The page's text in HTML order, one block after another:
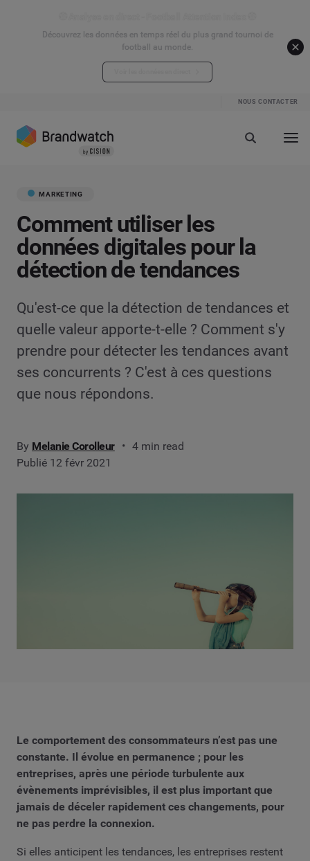
Découvrez les données en temps réel du plus grand tournoi de
football au monde.
NOUS CONTACTER
MARKETING
Comment utiliser les
données digitales pour la
détection de tendances
Qu'est-ce que la détection de tendances et
quelle valeur apporte-t-elle ? Comment s'y
prendre pour détecter les tendances avant
ses concurrents ? C'est à ces questions
que nous répondons.
By Melanie Corolleur
4 min read
Publié 12 févr 2021
Le comportement des consommateurs n’est pas une
constante. Il évolue en permanence ; pour les
entreprises, après une période turbulente aux
évènements imprévisibles, il est plus important que
jamais de déceler rapidement ces changements, pour
ne pas perdre la connexion.
Si elles anticipent les tendances, les entreprises restent